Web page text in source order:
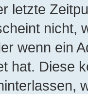
letzte
nicht,
wenn ein
hat. Diese